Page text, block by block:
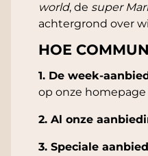
world, de super
achtergrond over
HOE
1. De week-
op onze
2. Al onze
3. Speciale